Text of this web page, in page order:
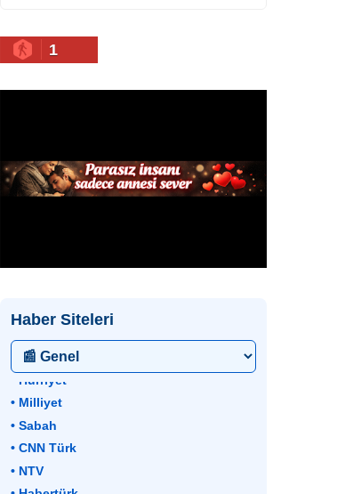
1
Haber Siteleri
• Hürriyet
• Milliyet
• Sabah
• CNN Türk
• NTV